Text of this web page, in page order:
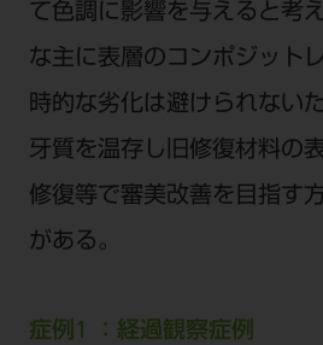
て色調に影響を与えると考
な主に表層のコンポジット
時的な劣化は避けられない
牙質を温存し旧修復材料の
修復等で審美改善を目指す
がある。
症例1 ：経過観察症例